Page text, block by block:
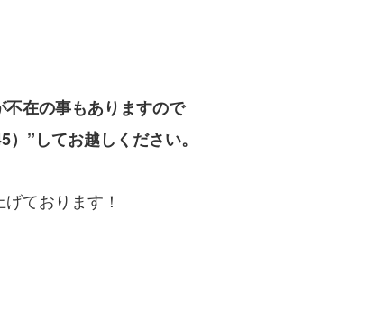
在の事もありますので
”してお越しください。
ております！